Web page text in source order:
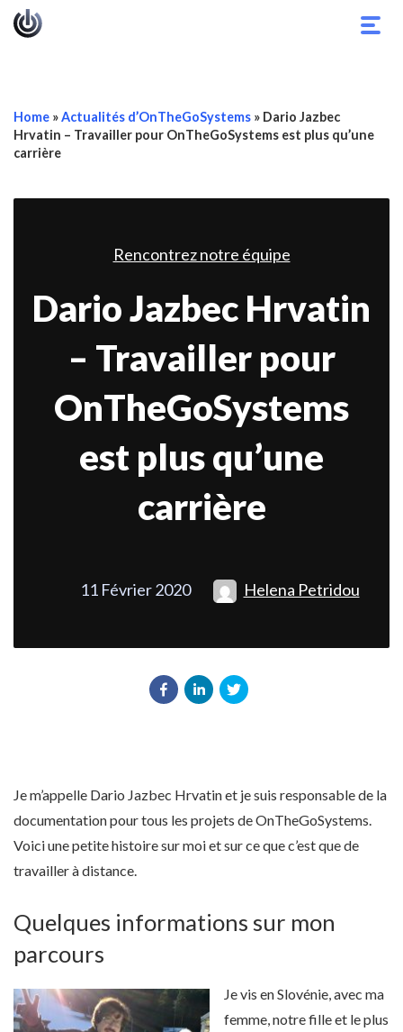
Home »Actualités d’OnTheGoSystems » Dario Jazbec
Hrvatin – Travailler pour OnTheGoSystems est plus qu’une
carrière
Rencontrez notre équipe
Dario Jazbec Hrvatin
– Travailler pour
OnTheGoSystems
est plus qu’une
carrière
11 Février 2020 Helena Petridou
Je m’appelle Dario Jazbec Hrvatin et je suis responsable de la
documentation pour tous les projets de OnTheGoSystems.
Voici une petite histoire sur moi et sur ce que c’est que de
travailler à distance.
Quelques informations sur mon
parcours
Je vis en Slovénie, avec ma
femme, notre fille et le plus